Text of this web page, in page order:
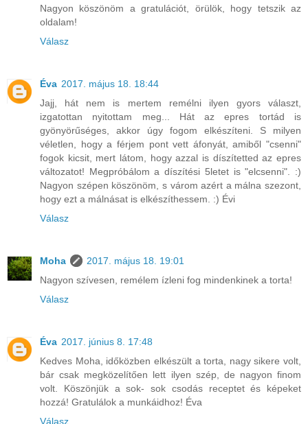
Nagyon köszönöm a gratulációt, örülök, hogy tetszik az
oldalam!
Válasz
Éva 2017. május 18. 18:44
Jajj, hát nem is mertem remélni ilyen gyors választ,
izgatottan nyitottam meg... Hát az epres tortád is
gyönyörűséges, akkor úgy fogom elkészíteni. S milyen
véletlen, hogy a férjem pont vett áfonyát, amiből "csenni"
fogok kicsit, mert látom, hogy azzal is díszítetted az epres
változatot! Megpróbálom a díszítési 5letet is "elcsenni". :)
Nagyon szépen köszönöm, s várom azért a málna szezont,
hogy ezt a málnásat is elkészíthessem. :) Évi
Válasz
Moha
2017. május 18. 19:01
Nagyon szívesen, remélem ízleni fog mindenkinek a torta!
Válasz
Éva 2017. június 8. 17:48
Kedves Moha, időközben elkészült a torta, nagy sikere volt,
bár csak megközelítően lett ilyen szép, de nagyon finom
volt. Köszönjük a sok- sok csodás receptet és képeket
hozzá! Gratulálok a munkáidhoz! Éva
Válasz